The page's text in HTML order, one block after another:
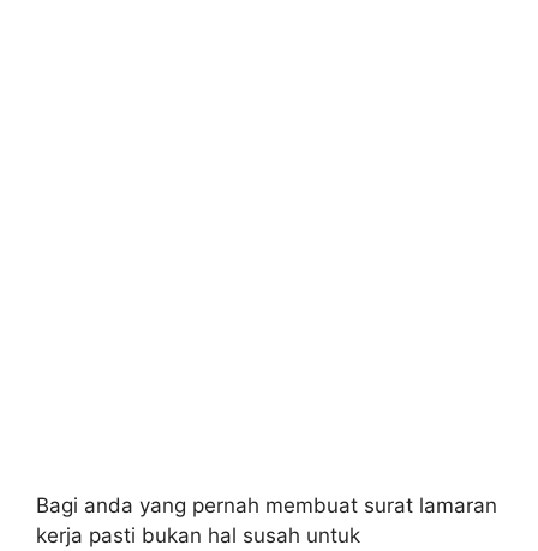
Bagi anda yang pernah membuat surat lamaran
kerja pasti bukan hal susah untuk